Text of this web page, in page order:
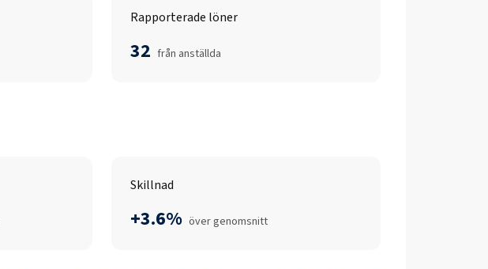
Rapporterade löner
32 från anställda
Skillnad
+3.6% över genomsnitt